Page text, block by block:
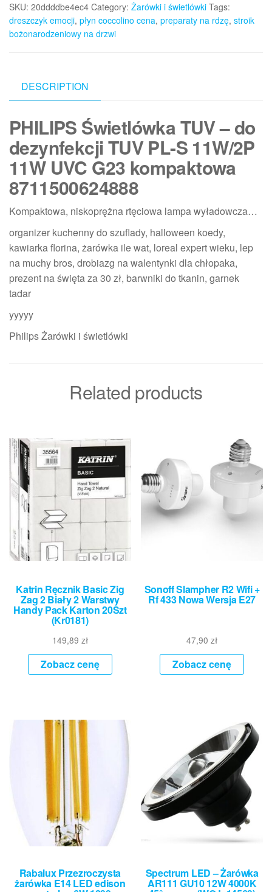
SKU: 20ddddbe4ec4 Category: Żarówki i świetlówki Tags:
dreszczyk emocji, płyn coccolino cena, preparaty na rdzę, stroik
bożonarodzeniowy na drzwi
DESCRIPTION
PHILIPS Świetlówka TUV – do
dezynfekcji TUV PL-S 11W/2P
11W UVC G23 kompaktowa
8711500624888
Kompaktowa, niskoprężna rtęciowa lampa wyładowcza…
organizer kuchenny do szuflady, halloween koedy,
kawiarka florina, żarówka ile wat, loreal expert wieku, lep
na muchy bros, drobiazg na walentynki dla chłopaka,
prezent na święta za 30 zł, barwniki do tkanin, garnek
tadar
yyyyy
Philips Żarówki i świetlówki
Related products
Katrin Ręcznik Basic Zig
Zag 2 Biały 2 Warstwy
Handy Pack Karton 20Szt
(Kr0181)
149,89 zł
Zobacz cenę
Sonoff Slampher R2 Wifi +
Rf 433 Nowa Wersja E27
47,90zł
Zobacz cenę
Rabalux Przezroczysta
żarówka E14 LED edison
Spectrum LED – Żarówka
AR111 GU10 12W 4000K